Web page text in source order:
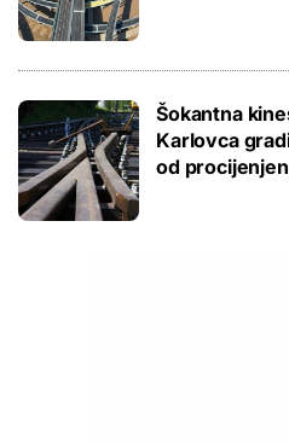
Šokantna
Karlovca
od